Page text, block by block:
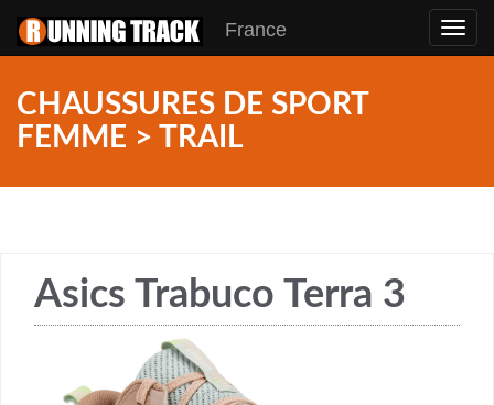
France
CHAUSSURES DE SPORT
FEMME > TRAIL
Asics Trabuco Terra 3